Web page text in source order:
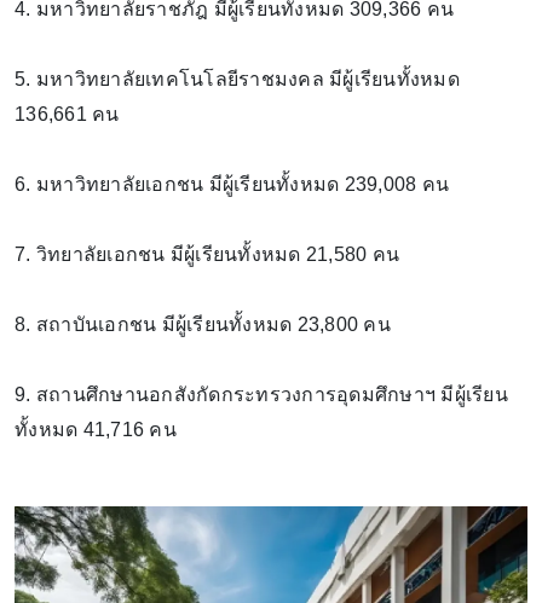
4. มหาวิทยาลัยราชภัฎ มีผู้เรียนทั้งหมด 309,366 คน
5. มหาวิทยาลัยเทคโนโลยีราชมงคล มีผู้เรียนทั้งหมด
136,661 คน
6. มหาวิทยาลัยเอกชน มีผู้เรียนทั้งหมด 239,008 คน
7. วิทยาลัยเอกชน มีผู้เรียนทั้งหมด 21,580 คน
8. สถาบันเอกชน มีผู้เรียนทั้งหมด 23,800 คน
9. สถานศึกษานอกสังกัดกระทรวงการอุดมศึกษาฯ มีผู้เรียน
ทั้งหมด 41,716 คน